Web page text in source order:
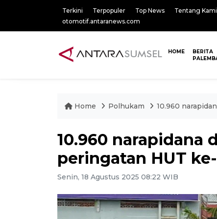
Terkini Terpopuler Top News Tentang Kami
otomotif.antaranews.com
HOME
BERITA
Home Polhukam 10.960
10.960 narapidana
peringatan HUT
Senin, 18 Agustus 2025 08:22 WIB